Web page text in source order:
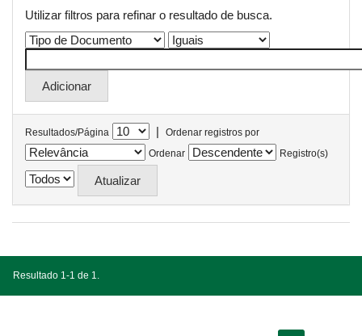
Utilizar filtros para refinar o resultado de busca.
Resultados/Página |
Ordenar registros por
Ordenar
Registro(s)
Resultado 1-1 de 1.